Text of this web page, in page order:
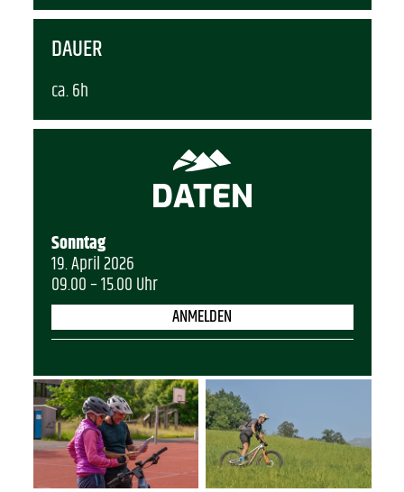
DAUER
ca. 6h
DATEN
Sonntag
19. April 2026
09.00 – 15.00 Uhr
ANMELDEN